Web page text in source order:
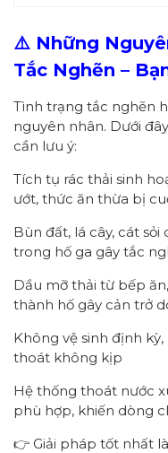
⚠️ Những
Tắc Nghẽn –
Tình trạng tắc nghẽn
nguyên nhân. Dưới
cần lưu ý:
Tích tụ rác thải sinh
ướt, thức ăn thừa bị
Bùn đất, lá cây, cát
trong hố ga gây tắc
Dầu mỡ thải từ bếp
thành hố gây cản trở
Không vệ sinh định
thoát không kịp
Hệ thống thoát nước
phù hợp, khiến dòng
👉 Giải pháp tốt nhất